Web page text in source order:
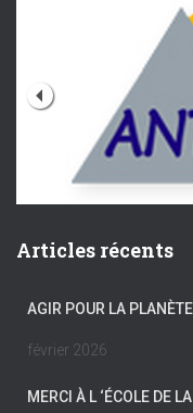
Articles récents
AGIR POUR LA
février 2026
MERCI À L ‘ÉCOLE DE